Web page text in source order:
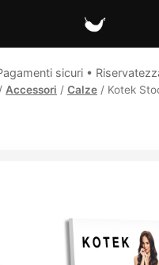
sicuri •
/ Accessori / Calze / Kotek